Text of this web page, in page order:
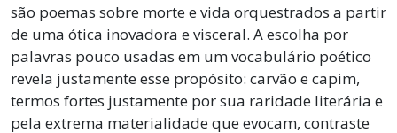
são poemas sobre morte e vida orquestrados a partir
de uma ótica inovadora e visceral. A escolha por
palavras pouco usadas em um vocabulário poético
revela justamente esse propósito: carvão e capim,
termos fortes justamente por sua raridade literária e
pela extrema materialidade que evocam, contraste